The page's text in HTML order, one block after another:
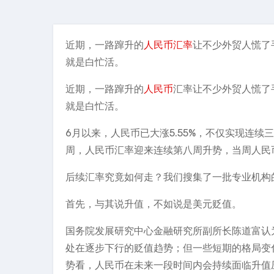
近期，一路蹿升的人民币汇率让不少外贸人慌
就是白忙活。
近期，一路蹿升的人民币汇率让不少外贸人慌
就是白忙活。
6月以来，人民币已大涨5.55%，不仅实现连续
周，人民币汇率迎来连续第八周升势，当周人
后续汇率究竟如何走？我们搜集了一批专业机
首先，与其说升值，不如说是美元贬值。
国务院发展研究中心金融研究所副所长陈道富
处在逐步下行的贬值趋势；但一些短期的格局
势看，人民币在未来一段时间内会持续面临升